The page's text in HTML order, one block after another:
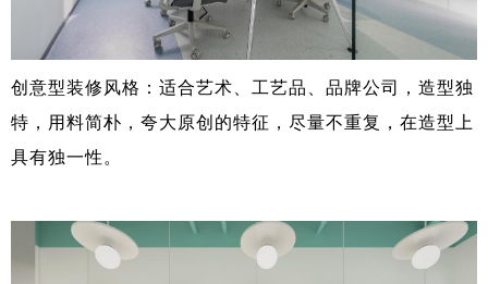
创意型装修风格：适合艺术、工艺品、品牌公司，造型独
特，用料简朴，夸大原创的特征，尽量不重复，在造型上
具有独一性。